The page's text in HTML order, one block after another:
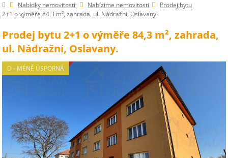
Nabídky nemovitostí Nabízíme nemovitosti
Prodej bytu
2+1 o výměře 84,3 m², zahrada, ul. Nádražní, Oslavany.
Prodej bytu 2+1 o výměře 84,3 m², zahrada,
ul. Nádražní, Oslavany.
D - MÉNĚ ÚSPORNÁ